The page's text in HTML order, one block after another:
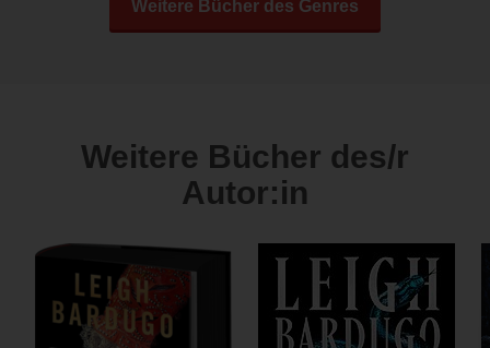
Weitere Bücher des Genres
Weitere Bücher des/r
Autor:in